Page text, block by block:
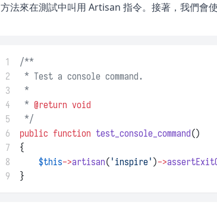
方法來在測試中叫用 Artisan 指令。接著，我們會
1
/**
2
* Test a console command.
3
*
4
* @return void
5
*/
6
public function test_console_command()
7
{
8
$this->artisan( 'inspire' )->
9
}